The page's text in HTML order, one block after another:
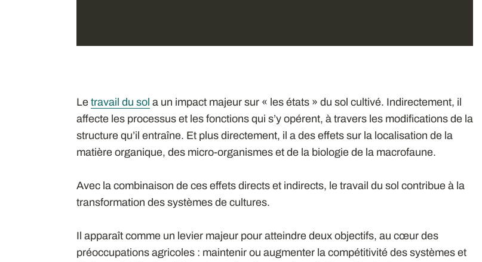
Le travail du sol a un impact majeur sur « les états » du sol cultivé. Indirectement, il
affecte les processus et les fonctions qui s’y opérent, à travers les modifications de la
structure qu’il entraîne. Et plus directement, il a des effets sur la localisation de la
matière organique, des micro-organismes et de la biologie de la macrofaune.
Avec la combinaison de ces effets directs et indirects, le travail du sol contribue à la
transformation des systèmes de cultures.
Il apparaît comme un levier majeur pour atteindre deux objectifs, au cœur des
préoccupations agricoles : maintenir ou augmenter la compétitivité des systèmes et